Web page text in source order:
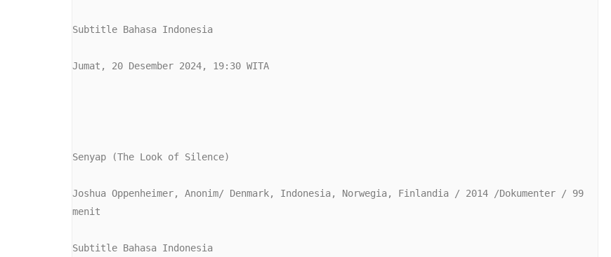
Subtitle Bahasa Indonesia
Jumat, 20 Desember 2024, 19:30 WITA
Senyap (The Look of Silence)
Joshua Oppenheimer, Anonim/ Denmark, Indonesia, Norwegia, Finlandia / 2014 /Dokumenter / 99
menit
Subtitle Bahasa Indonesia